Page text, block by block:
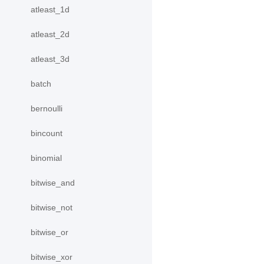
atleast_1d
atleast_2d
atleast_3d
batch
bernoulli
bincount
binomial
bitwise_and
bitwise_not
bitwise_or
bitwise_xor